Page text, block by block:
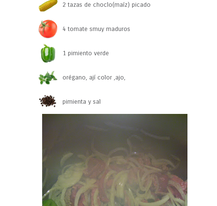
2 tazas de choclo(maíz) picado
4 tomate smuy maduros
1 pimiento verde
orégano, ají color ,ajo,
pimienta y sal